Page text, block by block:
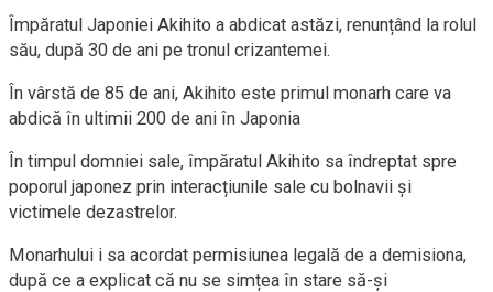
Împăratul Japoniei Akihito a abdicat astăzi, renunțând la rolul
său, după 30 de ani pe tronul crizantemei.
În vârstă de 85 de ani, Akihito este primul monarh care va
abdică în ultimii 200 de ani în Japonia
În timpul domniei sale, împăratul Akihito sa îndreptat spre
poporul japonez prin interacțiunile sale cu bolnavii și
victimele dezastrelor.
Monarhului i sa acordat permisiunea legală de a demisiona,
după ce a explicat că nu se simțea în stare să-și